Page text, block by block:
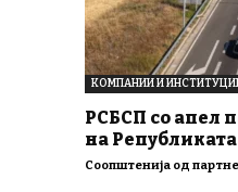
КОМПАНИИ И
РСБСП со апел
на Републиката
Соопштенија од